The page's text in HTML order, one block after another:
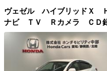
ヴェゼル ハイブリッドＸ
ナビ ＴＶ Ｒカメラ ＣＤ
ＴＣ ＬＥＤライト ＶＳＡ
ルミ スマ－トキ－ 盗難防